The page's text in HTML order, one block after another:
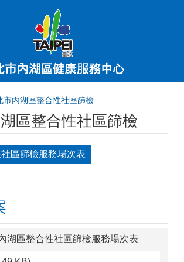
市內湖區整合性社區篩檢
區整合性社區篩檢
區篩檢服務場次表
湖區整合性社區篩檢服務場次表